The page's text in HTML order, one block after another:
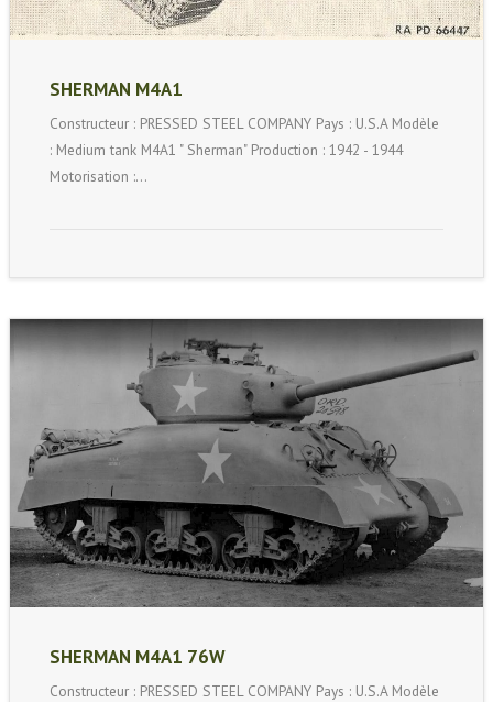
SHERMAN M4A1
Constructeur : PRESSED STEEL COMPANY Pays : U.S.A Modèle
: Medium tank M4A1 " Sherman" Production : 1942 - 1944
Motorisation :…
SHERMAN M4A1 76W
Constructeur : PRESSED STEEL COMPANY Pays : U.S.A Modèle